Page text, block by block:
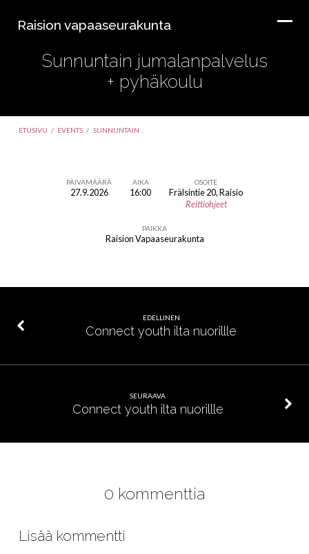
Raision vapaaseurakunta
Sunnuntain jumalanpalvelus
+ pyhäkoulu
ETUSIVU / EVENTS / SUNNUNTAIN…
PÄIVÄMÄÄRÄ
27.9.2026
AIKA
16:00
OSOITE
Frälsintie 20, Raisio
Reittiohjeet
PAIKKA
Raision Vapaaseurakunta
EDELLINEN
Connect youth ilta nuorillle
SEURAAVA
Connect youth ilta nuorillle
0 kommenttia
Lisää kommentti